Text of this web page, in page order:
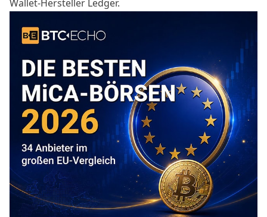
Wallet-Hersteller Ledger.